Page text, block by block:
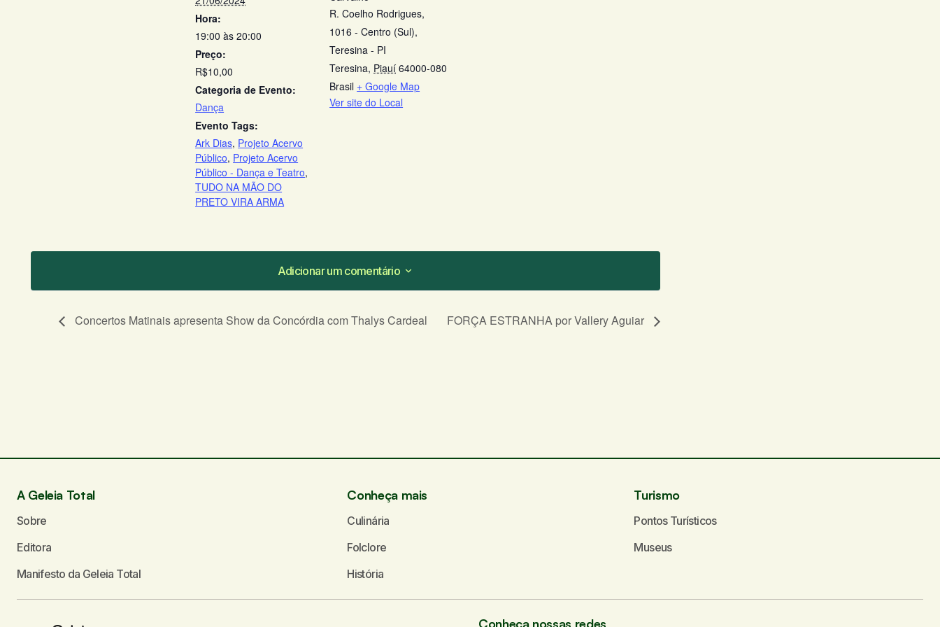
Hora:
19:00 às 20:00
Preço:
R$10,00
Categoria de Evento:
Dança
Evento Tags:
Ark Dias, Projeto Acervo
Público, Projeto Acervo
Público - Dança e Teatro,
TUDO NA MÃO DO
PRETO VIRA ARMA
R. Coelho Rodrigues,
1016 - Centro (Sul),
Teresina - PI
Teresina, Piauí 64000-080
Brasil + Google Map
Ver site do Local
Adicionar um comentário
Adicionar um comentário
Concertos Matinais apresenta Show da Concórdia com Thalys Cardeal FORÇA ESTRANHA por Vallery Aguiar
A Geleia Total
Sobre
Editora
Manifesto da Geleia Total
Conheça mais
Culinária
Folclore
História
Turismo
Pontos Turísticos
Museus
Conheça nossas redes